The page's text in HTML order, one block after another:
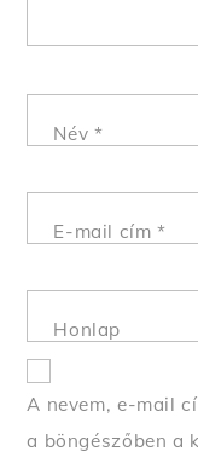
Név *
E-mail cím*
Honlap
A nevem, e-mail
a böngészőben a